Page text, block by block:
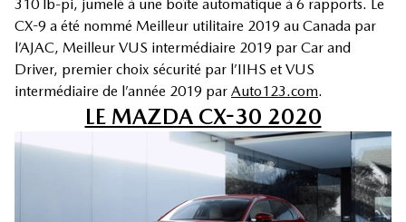
310 lb-pi, jumelé à une boîte automatique à 6 rapports. Le
CX-9 a été nommé Meilleur utilitaire 2019 au Canada par
l’AJAC, Meilleur VUS intermédiaire 2019 par Car and
Driver, premier choix sécurité par l’IIHS et VUS
intermédiaire de l’année 2019 par Auto123.com.
LE MAZDA CX-30 2020